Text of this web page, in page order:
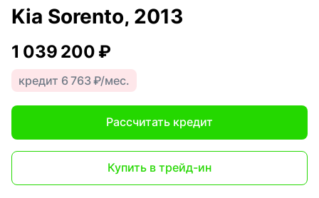
Kia Sorento, 2013
1 039 200 ₽
кредит 6 763 ₽/мес.
Рассчитать кредит
Купить в трейд-ин